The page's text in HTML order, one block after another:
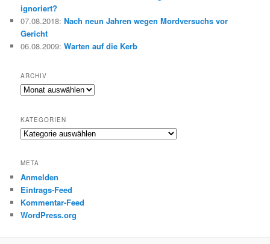
ignoriert?
07.08.2018:Nach neun Jahren wegen Mordversuchs vor
Gericht
06.08.2009:Warten auf die Kerb
ARCHIV
Archiv
KATEGORIEN
Kategorien
META
Anmelden
Eintrags-Feed
Kommentar-Feed
WordPress.org